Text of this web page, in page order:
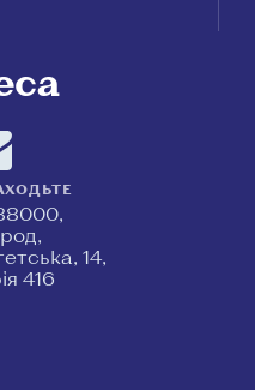
14,
416